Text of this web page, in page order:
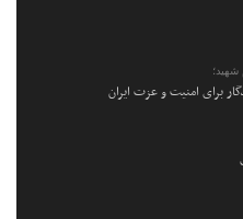
شهید؛
برای امنیت و عزت ایران